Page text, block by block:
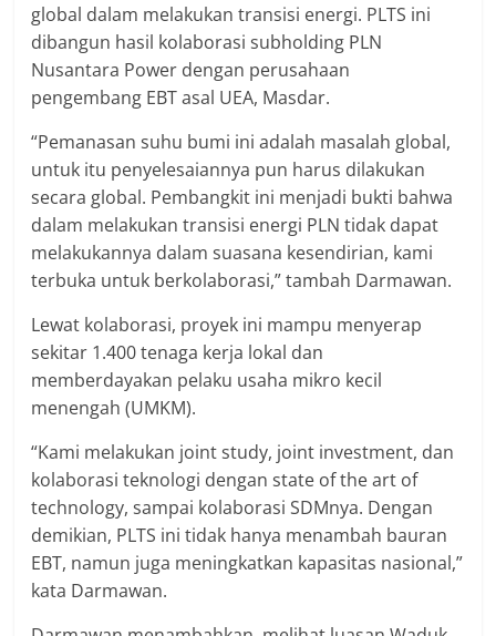
global dalam melakukan transisi energi. PLTS ini
dibangun hasil kolaborasi subholding PLN
Nusantara Power dengan perusahaan
pengembang EBT asal UEA, Masdar.
“Pemanasan suhu bumi ini adalah masalah global,
untuk itu penyelesaiannya pun harus dilakukan
secara global. Pembangkit ini menjadi bukti bahwa
dalam melakukan transisi energi PLN tidak dapat
melakukannya dalam suasana kesendirian, kami
terbuka untuk berkolaborasi,” tambah Darmawan.
Lewat kolaborasi, proyek ini mampu menyerap
sekitar 1.400 tenaga kerja lokal dan
memberdayakan pelaku usaha mikro kecil
menengah (UMKM).
“Kami melakukan joint study, joint investment, dan
kolaborasi teknologi dengan state of the art of
technology, sampai kolaborasi SDMnya. Dengan
demikian, PLTS ini tidak hanya menambah bauran
EBT, namun juga meningkatkan kapasitas nasional,”
kata Darmawan.